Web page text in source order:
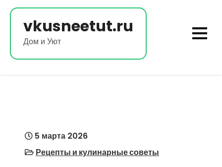
Перейти
содержимому
vkusneetut.ru
Дом и Уют
5 марта 2026
Рецепты и кулинарные советы